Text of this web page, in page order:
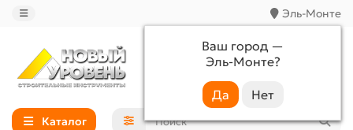
Эль-Монте
Ваш город —
Эль-Монте?
+7 (988) 233-44-52
Каталог